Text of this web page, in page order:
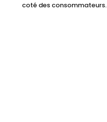
coté des consommateurs.